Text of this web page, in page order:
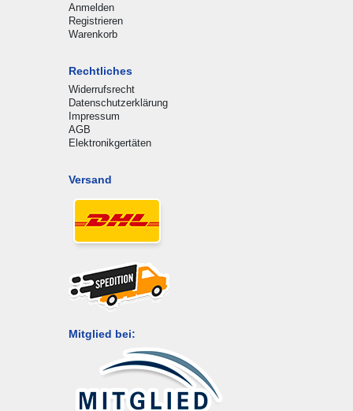
Anmelden
Registrieren
Warenkorb
Rechtliches
Widerrufsrecht
Datenschutzerklärung
Impressum
AGB
Elektronikgertäten
Versand
Mitglied bei: